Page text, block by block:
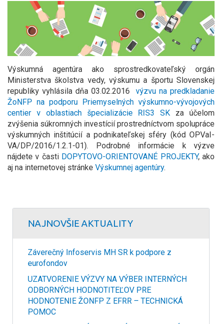
Výskumná agentúra ako sprostredkovateľský orgán
Ministerstva školstva vedy, výskumu a športu Slovenskej
republiky vyhlásila dňa 03.02.2016 výzvu na predkladanie
ŽoNFP na podporu Priemyselných výskumno-vývojových
centier v oblastiach špecializácie RIS3 SK za účelom
zvýšenia súkromných investícií prostredníctvom spolupráce
výskumných inštitúcií a podnikateľskej sféry (kód OPVaI-
VA/DP/2016/1.2.1-01). Podrobné informácie k výzve
nájdete v časti DOPYTOVO-ORIENTOVANÉ PROJEKTY, ako
aj na internetovej stránke Výskumnej agentúry.
NAJNOVŠIE AKTUALITY
Záverečný Infoservis MH SR k podpore z
eurofondov
UZATVORENIE VÝZVY NA VÝBER INTERNÝCH
ODBORNÝCH HODNOTITEĽOV PRE
HODNOTENIE ŽONFP Z EFRR – TECHNICKÁ
POMOC